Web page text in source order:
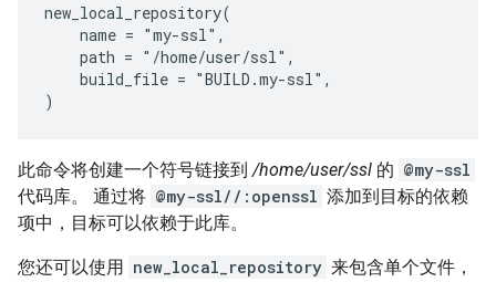
new_local_repository(
    name = "my-ssl",
    path = "/home/user/ssl",
    build_file = "BUILD.my-ssl",
此命令将创建一个符号链接到/home/user/ssl 的 @my-ssl
代码库。 通过将 @my-ssl//:openssl 添加到目标的依赖
项中，目标可以依赖于此库。
您还可以使用 new_local_repository 来包含单个文件，